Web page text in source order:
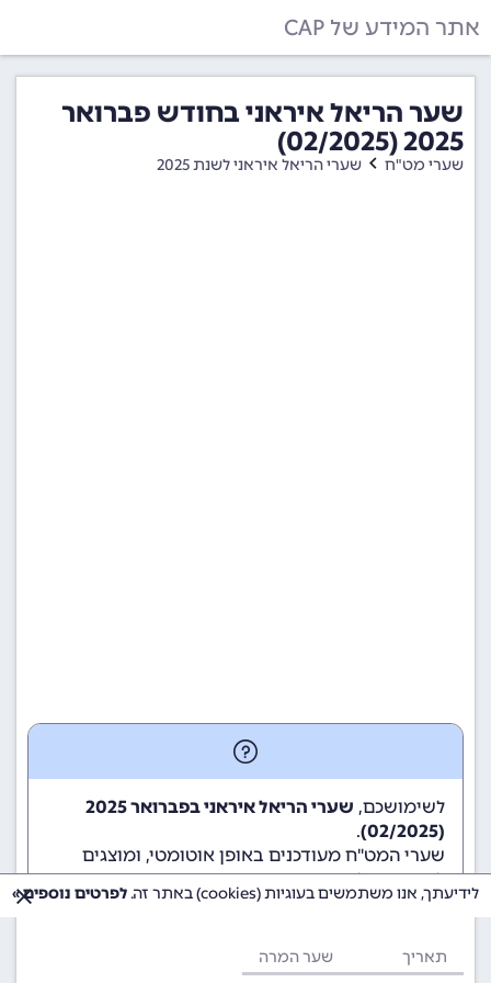
אתר המידע של CAP
שער הריאל איראני בחודש פברואר
2025 (02/2025)
שערי מט"ח שערי הריאל איראני לשנת 2025
לשימושכם,
שערי הריאל איראני בפברואר 2025
(02/2025)
.
שערי המט"ח מעודכנים באופן אוטומטי, ומוצגים
לשימוש גולשי ומשתמשי האתר.
תאריך שער המרה
לידיעתך, אנו משתמשים בעוגיות (cookies) באתר זה. לפרטים נוספים »